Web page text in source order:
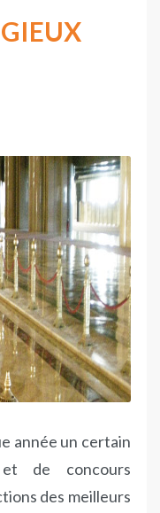
année un certain
de concours
des meilleurs